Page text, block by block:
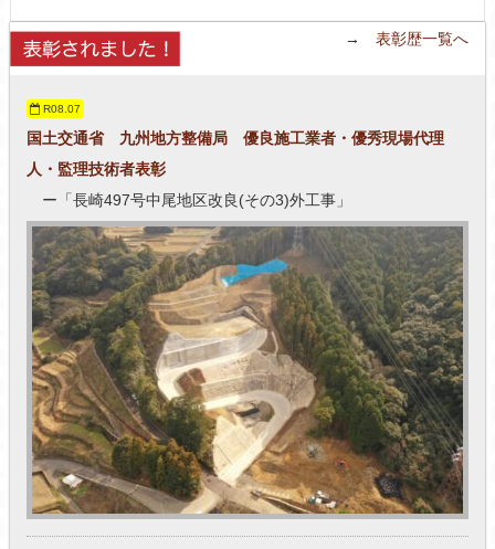
R08.07
国土交通省 九州地方整備局 優良施工業者・優秀現場代理
人・監理技術者表彰
ー「長崎497号中尾地区改良(その3)外工事」
→表彰歴一覧へ